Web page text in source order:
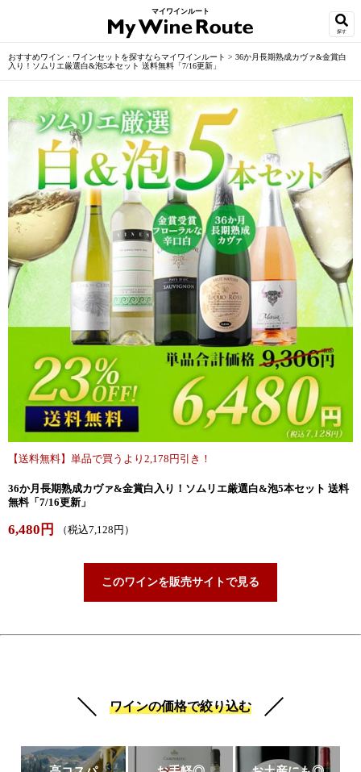
マイワインルート
探す
おすすめワイン・ワインセットを探すならマイワインルート > 36か月長期熟成カヴァ&金賞白
入り！ソムリエ厳選白&泡5本セット 送料無料「7/16更新」
【送料無料】単品で買うより2,178円引き！
36か月長期熟成カヴァ&金賞白入り！ソムリエ厳選白&泡5本セット 送料
無料「7/16更新」
6,480円 （税込7,128円）
このワインを販売サイトで見る
ワインの価格で絞り込む